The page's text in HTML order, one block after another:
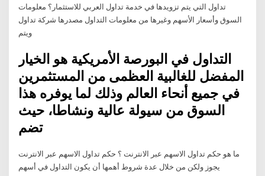
تداول التي يتم تزويدها في خدمة تداول العربي للاستثمار؟ معلومات
السوق وأسعار الأسهم وغيرها من معلومات التداول مصدرها شركة تداول
التداول في البورصة الأمريكية هو الخيار
المفضل للغالبية العظمى من المستثمرين
في جميع أنحاء العالم وذلك لما يوفره هذا
السوق من سيولة عالية ونشاطا، حيث
تضم
ما هو حكم تداول الاسهم عبر الانترنت ؟ حكم تداول الاسهم عبر الانترنت
يجوز ولكن من خلال عدة شروط أهمها أن يكون التداول في أسهم